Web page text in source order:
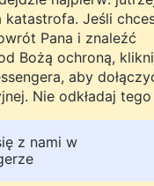
słowa Boże
ze wstydu.
bólu i
zostaje
jesteśmy
katastrofa. Jeśli
Pana i znaleźć
Bożą ochroną,
aby
Nie odkładaj
z nami w